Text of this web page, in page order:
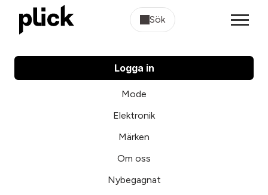
Sök
Logga in
Mode
Elektronik
Märken
Om oss
Nybegagnat